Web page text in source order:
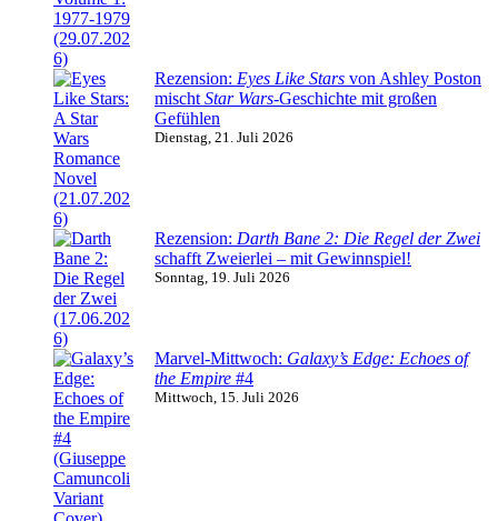
Rezension: Eyes Like Stars von Ashley Poston
mischt Star Wars-Geschichte mit großen
Gefühlen
Dienstag, 21. Juli 2026
Rezension: Darth Bane 2: Die Regel der Zwei
schafft Zweierlei – mit Gewinnspiel!
Sonntag, 19. Juli 2026
Marvel-Mittwoch: Galaxy’s Edge: Echoes of
the Empire #4
Mittwoch, 15. Juli 2026